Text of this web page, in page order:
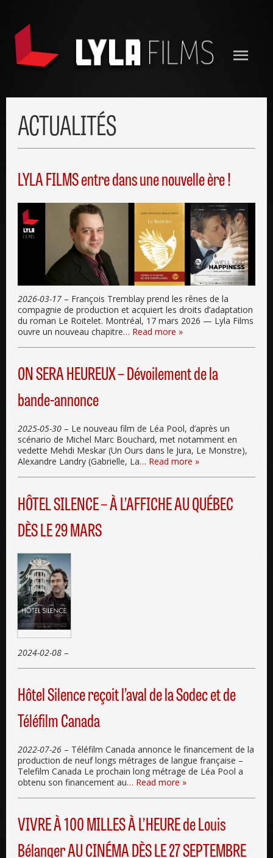
ACTUALITÉS
LYLA FILMS entre dans une nouvelle ère !
2026-03-17 – François Tremblay prend les rênes de la
compagnie de production et acquiert les droits d’adaptation
du roman Le Roitelet. Montréal, 17 mars 2026 — Lyla Films
ouvre un nouveau chapitre… Read more »
ON SERA HEUREUX – Dévoilement de la
bande-annonce
2025-05-30 – Le nouveau film de Léa Pool, d’après un
scénario de Michel Marc Bouchard, met notamment en
vedette Mehdi Meskar (Un Ours dans le Jura, Le Monstre),
Alexandre Landry (Gabrielle, La… Read more »
HÔTEL SILENCE – À L’AFFICHE AU QUÉBEC
DÈS LE 29 MARS
2024-02-08 –
Hôtel Silence reçoit l’aval de la Sodec et de
Téléfilm Canada
2022-07-26 – Téléfilm Canada annonce le financement de la
production de neuf longs métrages de langue française –
Telefilm Canada Le prochain long métrage de Léa Pool a
obtenu son financement au… Read more »
VIVRE À 100 MILLES À L’HEURE de Louis
Bélanger AU CINÉMA DÈS LE 27 SEPTEMBRE